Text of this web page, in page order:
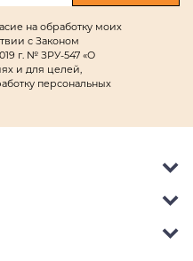
на обработку моих
с Законом
г. № ЗРУ-547 «О
и для целей,
персональных